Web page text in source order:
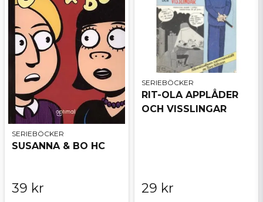
SERIEBÖCKER
SUSANNA & BO HC
39 kr
SERIEBÖCKER
RIT-OLA APPLÅDER
OCH VISSLINGAR
29 kr